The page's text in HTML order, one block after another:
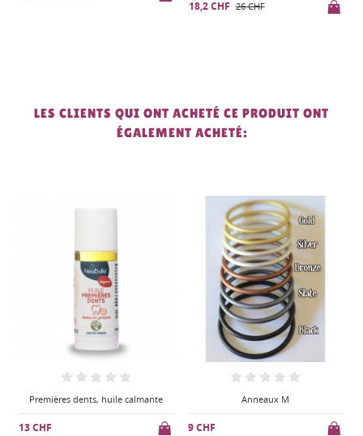
22,4 CHF 32 CHF
LES CLIENTS QUI ONT ACHETÉ CE PRODUIT ONT
ÉGALEMENT ACHETÉ:
Anneaux M
9 CHF
Anneaux S
9 CHF